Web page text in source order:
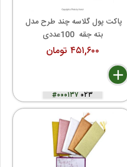
بته جقه  100عددی
۴۵۱,۶۰۰ تومان
delete
remove
add
#۰۰۰۱۳۷۰۲۳